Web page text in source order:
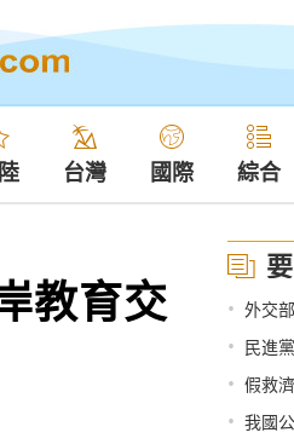
台灣 國際 綜合
教育交
• 外交
• 民進
• 假救
• 我國